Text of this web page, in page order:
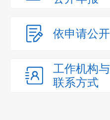
依申请公开
工作机构与
联系方式